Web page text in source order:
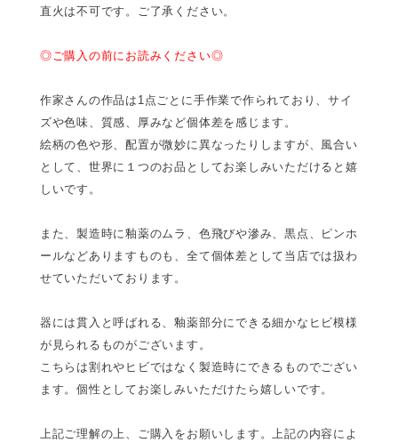
直火は不可です。ご了承ください。
◎ご購入の前にお読みください◎
作家さんの作品は1点ごとに手作業で作られており、サイ
ズや色味、質感、厚みなど個体差を感じます。
絵柄の色や形、配置が微妙に異なったりしますが、風合い
として、世界に１つのお品としてお楽しみいただけると嬉
しいです。
また、製造時に釉薬のムラ、色飛びや滲み、黒点、ピンホ
ールなどありますものも、全て個体差として当店では扱わ
せていただいております。
器には貫入と呼ばれる、釉薬部分にできる細かなヒビ模様
が見られるものがございます。
こちらは割れやヒビではなく製造時にできるものでござい
ます。個性としてお楽しみいただけたら嬉しいです。
上記ご理解の上、ご購入をお願いします。上記の内容によ